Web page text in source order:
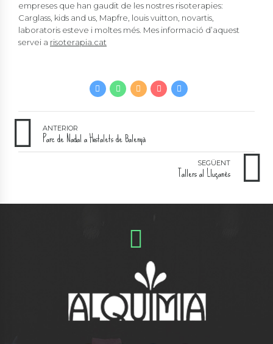
empreses que han gaudit de les nostres risoterapies:
Carglass, kids and us, Mapfre, louis vuitton, novartis,
laboratoris esteve i moltes més. Mes informació d’aquest
servei a risoterapia.cat
ANTERIOR
Parc de Nadal a Hostalets de Balenyà
SEGÜENT
Tallers al Lluçanès